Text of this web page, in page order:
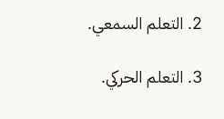
2. التعلم السمعي.
3. التعلم الحركي.